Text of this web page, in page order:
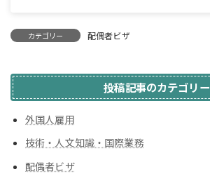
カテゴリー 配偶者ビザ
投稿記事のカテゴリー
外国人雇用
技術・人文知識・国際業務
配偶者ビザ